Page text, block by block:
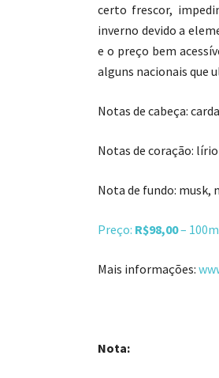
certo frescor,
inverno devido a
e o preço bem
alguns nacionais que
Notas de cabeça:
Notas de coração:
Nota de fundo: musk,
Preço: R$98,00–
Mais informações:
Nota: